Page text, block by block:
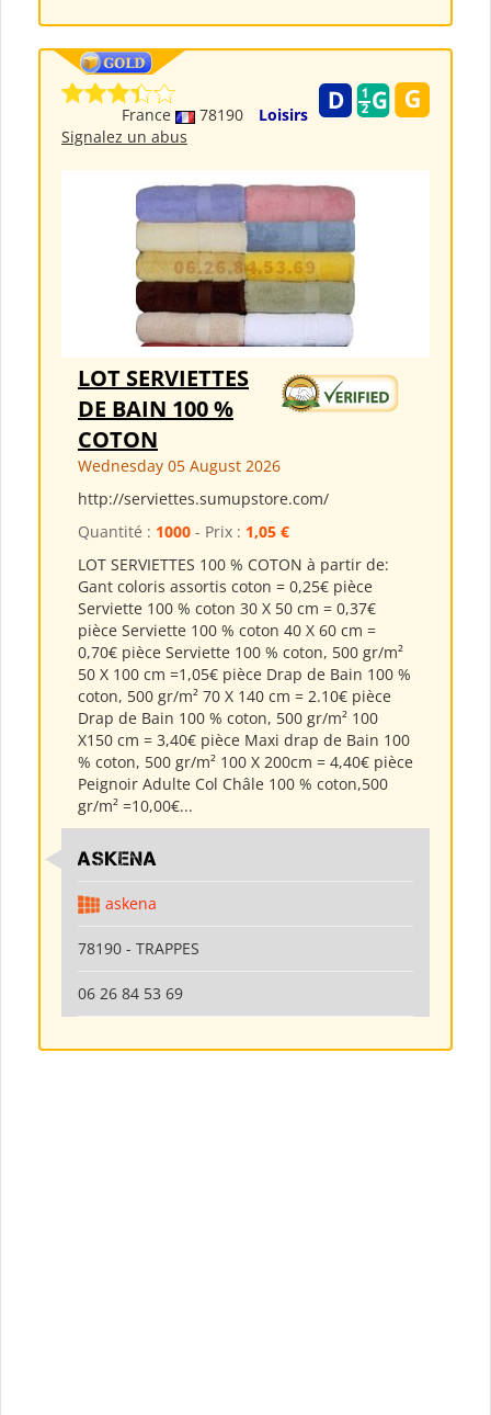
France 78190
Loisirs
Signalez un abus
LOT SERVIETTES
DE BAIN 100 %
COTON
Wednesday 05 August 2026
http://serviettes.sumupstore.com/
Quantité : 1000 - Prix : 1,05 €
LOT SERVIETTES 100 % COTON à partir de:
Gant coloris assortis coton = 0,25€ pièce
Serviette 100 % coton 30 X 50 cm = 0,37€
pièce Serviette 100 % coton 40 X 60 cm =
0,70€ pièce Serviette 100 % coton, 500 gr/m²
50 X 100 cm =1,05€ pièce Drap de Bain 100 %
coton, 500 gr/m² 70 X 140 cm = 2.10€ pièce
Drap de Bain 100 % coton, 500 gr/m² 100
X150 cm = 3,40€ pièce Maxi drap de Bain 100
% coton, 500 gr/m² 100 X 200cm = 4,40€ pièce
Peignoir Adulte Col Châle 100 % coton,500
gr/m² =10,00€...
ASKENA
askena
78190 - TRAPPES
06 26 84 53 69